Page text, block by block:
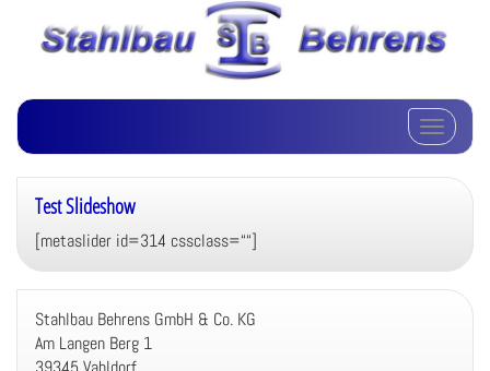
Schalte
Test Slideshow
[metaslider id=314 cssclass=““]
Stahlbau Behrens GmbH & Co. KG
Am Langen Berg 1